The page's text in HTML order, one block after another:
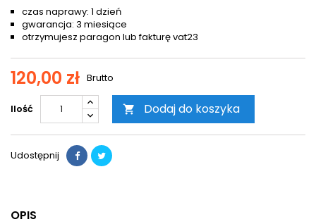
czas naprawy: 1 dzień
gwarancja: 3 miesiące
otrzymujesz paragon lub fakturę vat23
120,00 zł Brutto
Ilość  Dodaj do koszyka
Udostępnij
OPIS